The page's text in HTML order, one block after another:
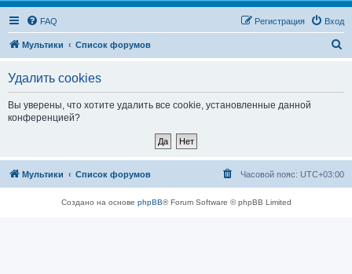
FAQ Вход
Регистрация
Мультики Список форумов
Удалить cookies
Вы уверены, что хотите удалить все cookie, установленные данной
конференцией?
Мультики Список форумов Часовой пояс: UTC+03:00
Создано на основе phpBB® Forum Software © phpBB Limited